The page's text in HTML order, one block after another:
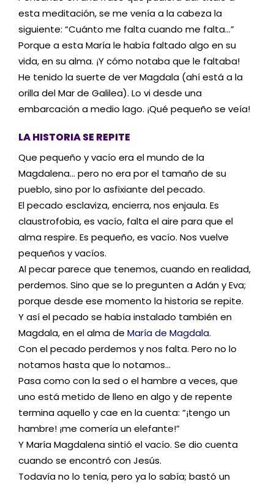
esta meditación, se me venía a la cabeza la
siguiente: “Cuánto me falta cuando me falta…”
Porque a esta María le había faltado algo en su
vida, en su alma. ¡Y cómo notaba que le faltaba!
He tenido la suerte de ver Magdala (ahí está a la
orilla del Mar de Galilea). Lo vi desde una
embarcación a medio lago. ¡Qué pequeño se veía!
LA HISTORIA SE REPITE
Que pequeño y vacío era el mundo de la
Magdalena… pero no era por el tamaño de su
pueblo, sino por lo asfixiante del pecado.
El pecado esclaviza, encierra, nos enjaula. Es
claustrofobia, es vacío, falta el aire para que el
alma respire. Es pequeño, es vacío. Nos vuelve
pequeños y vacíos.
Al pecar parece que tenemos, cuando en realidad,
perdemos. Sino que se lo pregunten a Adán y Eva;
porque desde ese momento la historia se repite.
Y así el pecado se había instalado también en
Magdala, en el alma de María de Magdala.
Con el pecado perdemos y nos falta. Pero no lo
notamos hasta que lo notamos…
Pasa como con la sed o el hambre a veces, que
uno está metido de lleno en algo y de repente
termina aquello y cae en la cuenta: “¡tengo un
hambre! ¡me comería un elefante!”
Y María Magdalena sintió el vacío. Se dio cuenta
cuando se encontró con Jesús.
Todavía no lo tenía, pero ya lo sabía; bastó un